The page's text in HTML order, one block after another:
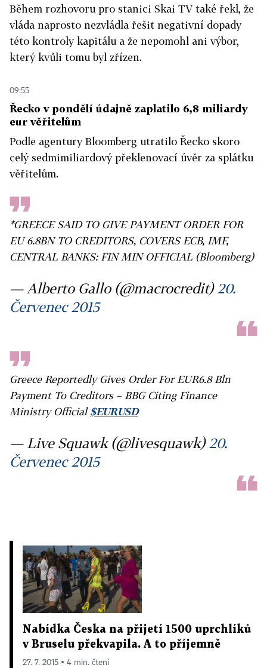
Během rozhovoru pro stanici Skai TV také řekl, že
vláda naprosto nezvládla řešit negativní dopady
této kontroly kapitálu a že nepomohl ani výbor,
který kvůli tomu byl zřízen.
09:55
Řecko v pondělí údajně zaplatilo 6,8 miliardy
eur věřitelům
Podle agentury Bloomberg utratilo Řecko skoro
celý sedmimiliardový překlenovací úvěr za splátku
věřitelům.
*GREECE SAID TO GIVE PAYMENT ORDER FOR
EU 6.8BN TO CREDITORS, COVERS ECB, IMF,
CENTRAL BANKS: FIN MIN OFFICIAL (Bloomberg)
— Alberto Gallo (@macrocredit) 20.
Červenec 2015
Greece Reportedly Gives Order For EUR6.8 Bln
Payment To Creditors – BBG Citing Finance
Ministry Official$EURUSD
— Live Squawk (@livesquawk) 20.
Červenec 2015
Nabídka Česka na přijetí 1500 uprchlíků
v Bruselu překvapila. A to příjemně
27. 7. 2015 ▪ 4 min. čtení